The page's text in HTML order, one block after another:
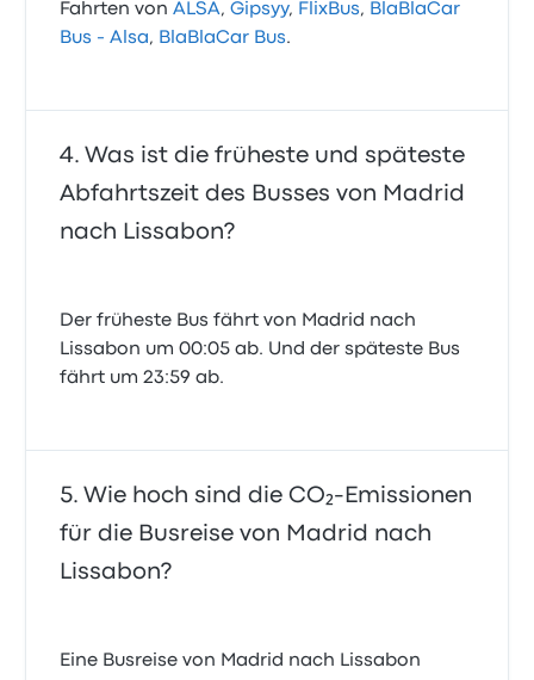
Fahrten vonALSA,Gipsyy, FlixBus, BlaBlaCar
Bus - Alsa, BlaBlaCar Bus.
Was ist die früheste und späteste
Abfahrtszeit des Busses von Madrid
nach Lissabon?
Der früheste Bus fährt von Madrid nach
Lissabon um 00:05 ab. Und der späteste Bus
fährt um 23:59 ab.
Wie hoch sind die CO₂-Emissionen
für die Busreise von Madrid nach
Lissabon?
Eine Busreise von Madrid nach Lissabon